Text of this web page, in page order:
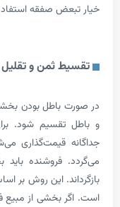
صفقه استفاده کند.
ثمن و تقلیل مال‌الاجاره
بودن بخشی از
شود. برای این
قیمت‌گذاری می‌شود و
فروشنده باید بخش
این روش بر اساس قاعده
بخشی از مبیع فاقد مالیت